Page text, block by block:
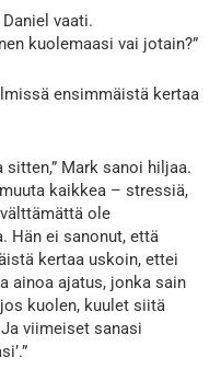
vaati.
kuolemaasi vai jotain?”
ensimmäistä kertaa
Mark sanoi hiljaa.
kaikkea – stressiä,
ole
Hän ei sanonut, että
kertaa uskoin, ettei
ainoa ajatus, jonka sain
kuolen, kuulet siitä
viimeiset sanasi